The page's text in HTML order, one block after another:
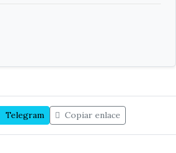
Telegram Copiar enlace